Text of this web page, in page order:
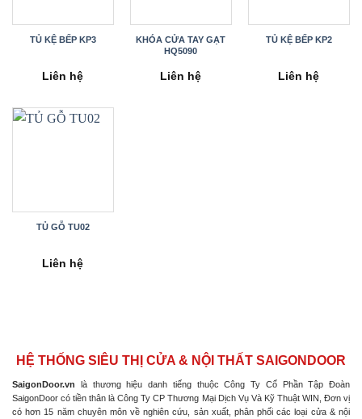
TỦ KỆ BẾP KP3
Liên hệ
KHÓA CỬA TAY GẠT
HQ5090
Liên hệ
TỦ KỆ BẾP KP2
Liên hệ
TỦ GỖ TU02
Liên hệ
HỆ THỐNG SIÊU THỊ CỬA & NỘI THẤT SAIGONDOOR
SaigonDoor.vn là thương hiệu danh tiếng thuộc Công Ty Cổ Phần Tập Đoàn
SaigonDoor có tiền thân là Công Ty CP Thương Mại Dịch Vụ Và Kỹ Thuật WIN, Đơn vị
có hơn 15 năm chuyên môn về nghiên cứu, sản xuất, phân phối các loại cửa & nội